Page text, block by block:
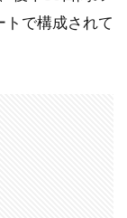
トで構成されて